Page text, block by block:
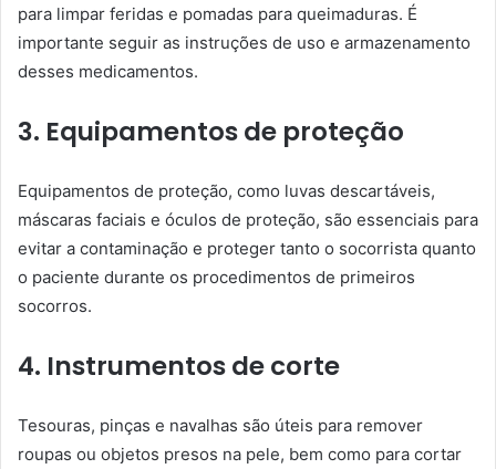
para limpar feridas e pomadas para queimaduras. É
importante seguir as instruções de uso e armazenamento
desses medicamentos.
3. Equipamentos de proteção
Equipamentos de proteção, como luvas descartáveis,
máscaras faciais e óculos de proteção, são essenciais para
evitar a contaminação e proteger tanto o socorrista quanto
o paciente durante os procedimentos de primeiros
socorros.
4. Instrumentos de corte
Tesouras, pinças e navalhas são úteis para remover
roupas ou objetos presos na pele, bem como para cortar